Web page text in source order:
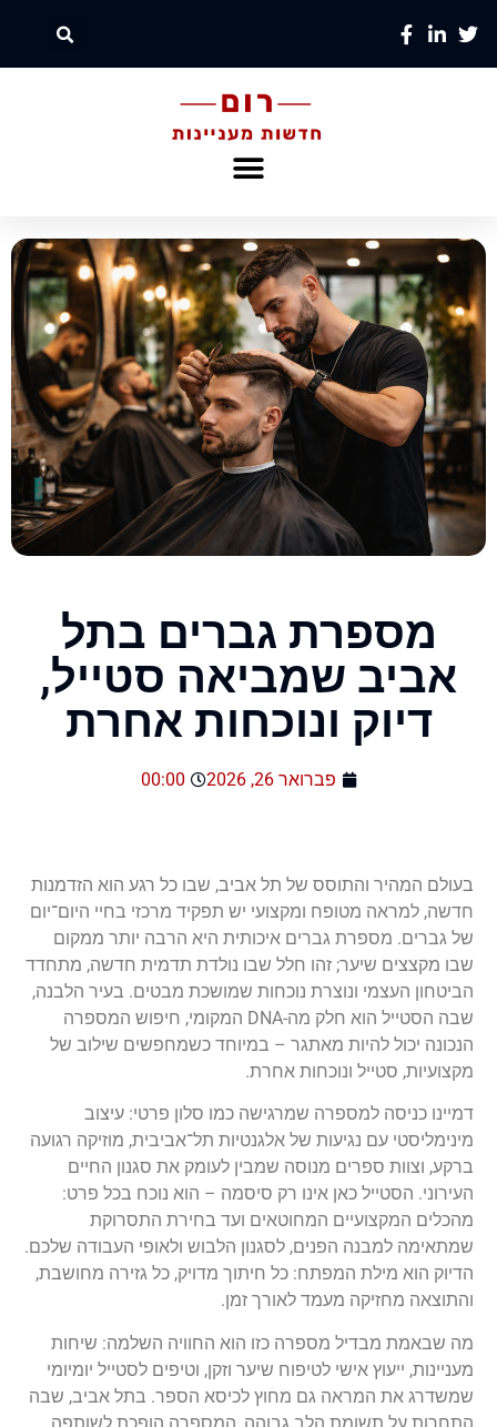
מספרת גברים בתל
אביב שמביאה סטייל,
דיוק ונוכחות אחרת
פברואר 26, 2026 00:00
בעולם המהיר והתוסס של תל אביב, שבו כל רגע הוא הזדמנות
חדשה, למראה מטופח ומקצועי יש תפקיד מרכזי בחיי היום־יום
של גברים. מספרת גברים איכותית היא הרבה יותר ממקום
שבו מקצצים שיער; זהו חלל שבו נולדת תדמית חדשה, מתחדד
הביטחון העצמי ונוצרת נוכחות שמושכת מבטים. בעיר הלבנה,
שבה הסטייל הוא חלק מה-DNA המקומי, חיפוש המספרה
הנכונה יכול להיות מאתגר – במיוחד כשמחפשים שילוב של
מקצועיות, סטייל ונוכחות אחרת.
דמיינו כניסה למספרה שמרגישה כמו סלון פרטי: עיצוב
מינימליסטי עם נגיעות של אלגנטיות תל־אביבית, מוזיקה רגועה
ברקע, וצוות ספרים מנוסה שמבין לעומק את סגנון החיים
העירוני. הסטייל כאן אינו רק סיסמה – הוא נוכח בכל פרט:
מהכלים המקצועיים המחוטאים ועד בחירת התסרוקת
שמתאימה למבנה הפנים, לסגנון הלבוש ולאופי העבודה שלכם.
הדיוק הוא מילת המפתח: כל חיתוך מדויק, כל גזירה מחושבת,
והתוצאה מחזיקה מעמד לאורך זמן.
מה שבאמת מבדיל מספרה כזו הוא החוויה השלמה: שיחות
מעניינות, ייעוץ אישי לטיפוח שיער וזקן, וטיפים לסטייל יומיומי
שמשדרג את המראה גם מחוץ לכיסא הספר. בתל אביב, שבה
התחרות על תשומת הלב גבוהה, המספרה הופכת לשותפה